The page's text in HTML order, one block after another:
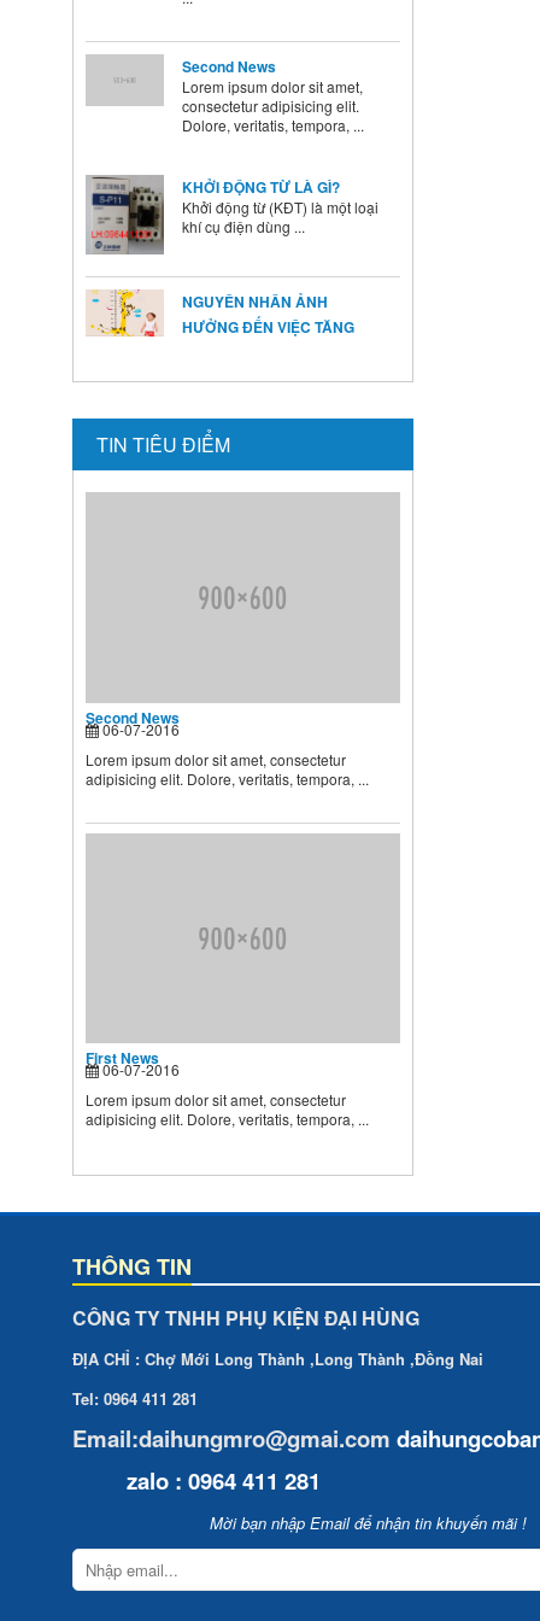
Second News
Lorem ipsum dolor sit amet,
consectetur adipisicing elit.
Dolore, veritatis, tempora, ...
Khởi động từ (KĐT) là một loại
khí cụ điện dùng ...
NGUYÊN NHÂN ẢNH
HƯỞNG ĐẾN VIỆC TĂNG
TRƯỞNG CỦA TRẺ
BÍ QUYẾT SỬ DỤNG MEN VI
SINH Ở TRẺ
BÉ ĐÚNG CÁCH NHANH VÀ
...
Second News
consectetur adipisicing elit.
Dolore, veritatis, tempora, ...
TIN TIÊU ĐIỂM
Second News
06-07-2016
Lorem ipsum dolor sit amet, consectetur
adipisicing elit. Dolore, veritatis, tempora, ...
First News
06-07-2016
Lorem ipsum dolor sit amet, consectetur
adipisicing elit. Dolore, veritatis, tempora, ...
THÔNG TIN
CÔNG TY TNHH PHỤ KIỆN ĐẠI HÙNG
ĐỊA CHỈ : Chợ Mới Long Thành ,Long Thành ,Đồng Nai
Tel: 0964 411 281
Email:daihungmro@gmai.com
zalo : 0964 411 281
Mời bạn nhập Email để nhận tin khuyến mãi !